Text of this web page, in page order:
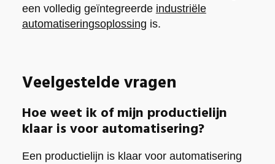
een volledig geïntegreerde industriële
automatiseringsoplossing is.
Veelgestelde vragen
Hoe weet ik of mijn productielijn
klaar is voor automatisering?
Een productielijn is klaar voor automatisering